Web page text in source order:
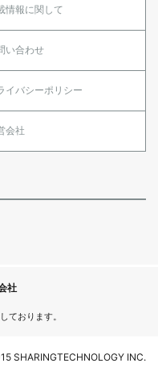
情報に関して
い合わせ
イバシーポリシー
会社
社
ております。
SHARINGTECHNOLOGY INC.